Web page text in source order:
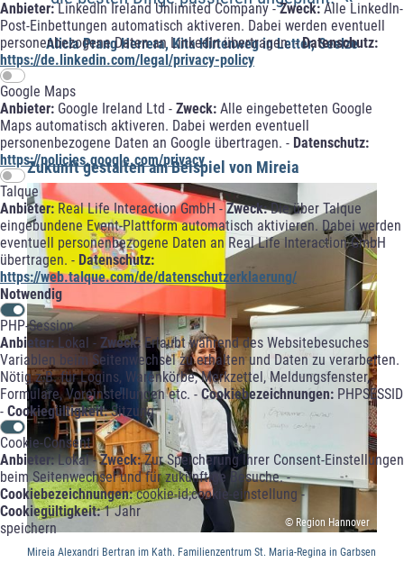
Anbieter:LinkedIn Ireland Unlimited Company -Zweck:Alle LinkedIn-
Post-Einbettungen automatisch aktiveren. Dabei werden eventuell
personenbezogene Daten an LinkedIn übertragen. -Datenschutz:
https://de.linkedin.com/legal/privacy-policy
Google Maps
Anbieter: Google Ireland Ltd - Zweck: Alle eingebetteten Google
Maps automatisch aktiveren. Dabei werden eventuell
personenbezogene Daten an Google übertragen. - Datenschutz:
https://policies.google.com/privacy
Talque
Anbieter: Real Life Interaction GmbH - Zweck:Die über Talque
eingebundene Event-Plattform automatisch aktivieren. Dabei werden
eventuell personenbezogene Daten an Real Life Interaction GmbH
übertragen. - Datenschutz:
https://web.talque.com/de/datenschutzerklaerung/
Notwendig
PHP-Session
Anbieter: Lokal - Zweck:Erlaubt während des Websitebesuches
Variablen beim Seitenwechsel zu erhalten und Daten zu verarbeiten.
Nötig z.B. für Logins, Warenkörbe, Merkzettel, Meldungsfenster,
Formulare, Voreinstellungen etc. - Cookiebezeichnungen: PHPSESSID
- Cookiegültigkeit:Sitzung
Cookie-Consent
Anbieter:Lokal -Zweck:Zur Speicherung Ihrer Consent-Einstellungen
beim Seitenwechsel und für zukünftige Besuche. -
Cookiebezeichnungen:cookie-id;cookie-einstellung -
Cookiegültigkeit:1 Jahr
speichern
Alicia Prang Herrera, Kita Hirtenweg in Letter, Seelze
Zukunft gestalten am Beispiel von Mireia
© Region Hannover
Mireia Alexandri Bertran im Kath. Familienzentrum St. Maria-Regina in Garbsen